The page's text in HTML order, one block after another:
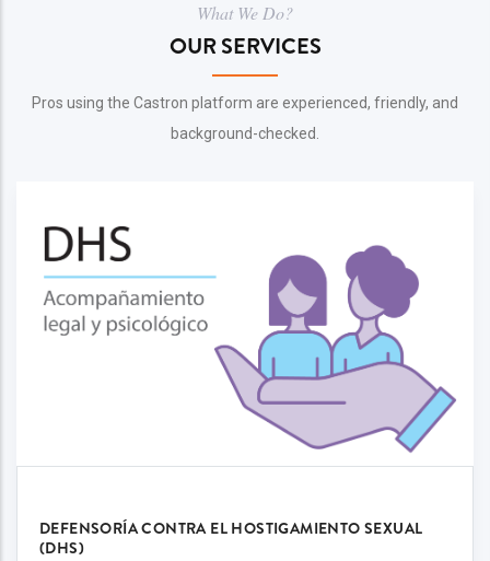
What We Do?
OUR SERVICES
Pros using the Castron platform are experienced, friendly, and
background-checked.
DEFENSORÍA CONTRA EL HOSTIGAMIENTO SEXUAL
(DHS)